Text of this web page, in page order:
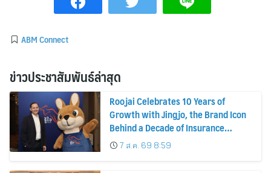
ABM Connect
ข่าวประชาสัมพันธ์ล่าสุด
Roojai Celebrates 10 Years of
Growth with Jingjo, the Brand Icon
Behind a Decade of Insurance
Innovation
7 ส.ค. 69 8:59